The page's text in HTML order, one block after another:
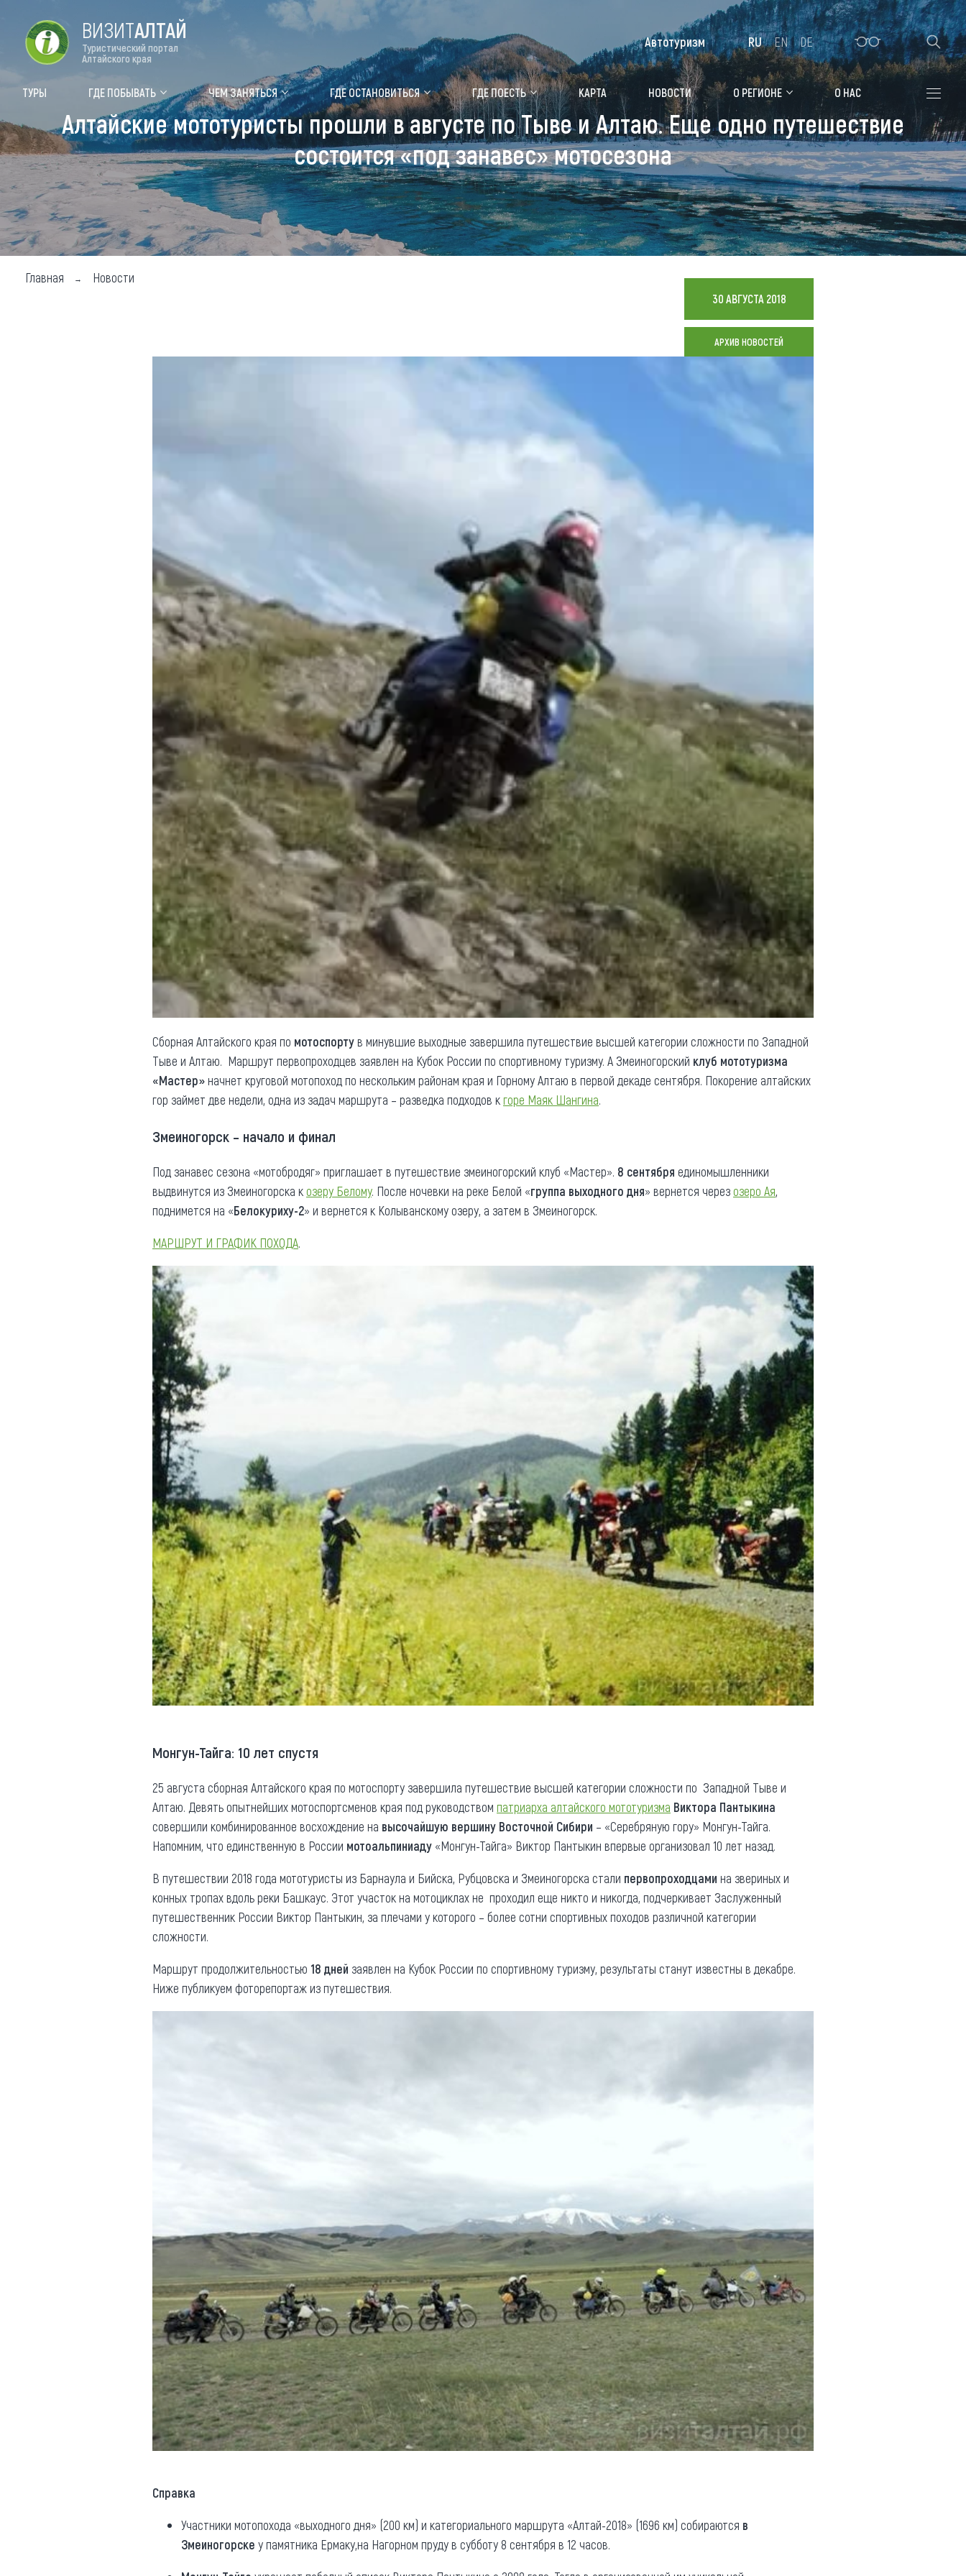
Форум VISIT ALTAI Цветение маральника Медицинский форум Алтайская зимовка
Туры Где побывать
Объекты природы
Объекты истории и культуры
Объекты развлечений
Топ туристических мест
Чем заняться
Календарь событий
Аудиогид
Мой маршрут
Где остановиться
Санатории
Гостиницы, отели
Коттеджи, базы
Сельские усадьбы
Мотели, придорожные отели
Как добраться
Люди, прославившие Алтай
Карты и буклеты
Коллекция впечатлений
Блог путешественника
Реестр туроператоров
Реестр туристических
агентств Алтайского края
Противодействие коррупции
ВИЗИТАЛТАЙ
Туристический портал
Алтайского края
ТУРЫ ГДЕ ПОБЫВАТЬ ЧЕМ ЗАНЯТЬСЯ ГДЕ ОСТАНОВИТЬСЯ ГДЕ ПОЕСТЬ КАРТА НОВОСТИ О РЕГИОНЕ О НАС
Автотуризм RU EN DE
Алтайские мототуристы прошли в августе по Тыве и Алтаю. Еще одно путешествие
состоится «под занавес» мотосезона
Главная Новости
30 АВГУСТА 2018
АРХИВ НОВОСТЕЙ
Сборная Алтайского края по мотоспортув минувшие выходные завершила путешествие высшей категории сложности по Западной
Тыве и Алтаю. Маршрут первопроходцев заявлен на Кубок России по спортивному туризму. А Змеиногорский клуб мототуризма
«Мастер»начнет круговой мотопоход по нескольким районам края и Горному Алтаю в первой декаде сентября. Покорение алтайских
гор займет две недели, одна из задач маршрута – разведка подходов кгоре Маяк Шангина.
Змеиногорск – начало и финал
Под занавес сезона «мотобродяг» приглашает в путешествие змеиногорский клуб «Мастер». 8 сентября единомышленники
выдвинутся из Змеиногорска козеру Белому. После ночевки на реке Белой «группа выходного дня» вернется черезозеро Ая,
поднимется на «Белокуриху-2» и вернется к Колыванскому озеру, а затем в Змеиногорск.
МАРШРУТ И ГРАФИК ПОХОДА.
Монгун-Тайга: 10 лет спустя
25 августа сборная Алтайского края по мотоспорту завершила путешествие высшей категории сложности по Западной Тыве и
Алтаю. Девять опытнейших мотоспортсменов края под руководством патриарха алтайского мототуризма Виктора Пантыкина
совершили комбинированное восхождение на высочайшую вершину Восточной Сибири – «Серебряную гору» Монгун-Тайга.
Напомним, что единственную в России мотоальпиниаду «Монгун-Тайга» Виктор Пантыкин впервые организовал 10 лет назад.
В путешествии 2018 года мототуристы из Барнаула и Бийска, Рубцовска и Змеиногорска стали первопроходцами на звериных и
конных тропах вдоль реки Башкаус. Этот участок на мотоциклах не проходил еще никто и никогда, подчеркивает Заслуженный
путешественник России Виктор Пантыкин, за плечами у которого – более сотни спортивных походов различной категории
сложности.
Маршрут продолжительностью 18 дней заявлен на Кубок России по спортивному туризму, результаты станут известны в декабре.
Ниже публикуем фоторепортаж из путешествия.
Справка
Участники мотопохода «выходного дня» (200 км) и категориального маршрута «Алтай-2018» (1696 км) собираются в
Змеиногорске у памятника Ермаку,на Нагорном пруду в субботу 8 сентября в 12 часов.